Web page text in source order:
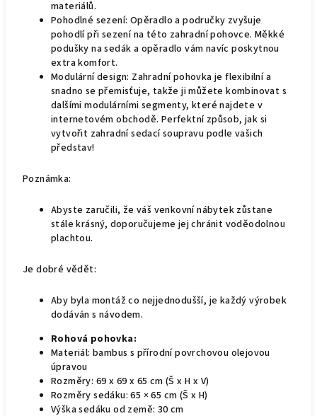
materiálů.
Pohodlné sezení: Opěradlo a područky zvyšuje
pohodlí při sezení na této zahradní pohovce. Měkké
podušky na sedák a opěradlo vám navíc poskytnou
extra komfort.
Modulární design: Zahradní pohovka je flexibilní a
snadno se přemisťuje, takže ji můžete kombinovat s
dalšími modulárními segmenty, které najdete v
internetovém obchodě. Perfektní způsob, jak si
vytvořit zahradní sedací soupravu podle vašich
představ!
Poznámka:
Abyste zaručili, že váš venkovní nábytek zůstane
stále krásný, doporučujeme jej chránit voděodolnou
plachtou.
Je dobré vědět:
Aby byla montáž co nejjednodušší, je každý výrobek
dodáván s návodem.
Rohová pohovka:
Materiál: bambus s přírodní povrchovou olejovou
úpravou
Rozměry: 69 x 69 x 65 cm (Š x H x V)
Rozměry sedáku: 65 × 65 cm (Š x H)
Výška sedáku od země: 30 cm